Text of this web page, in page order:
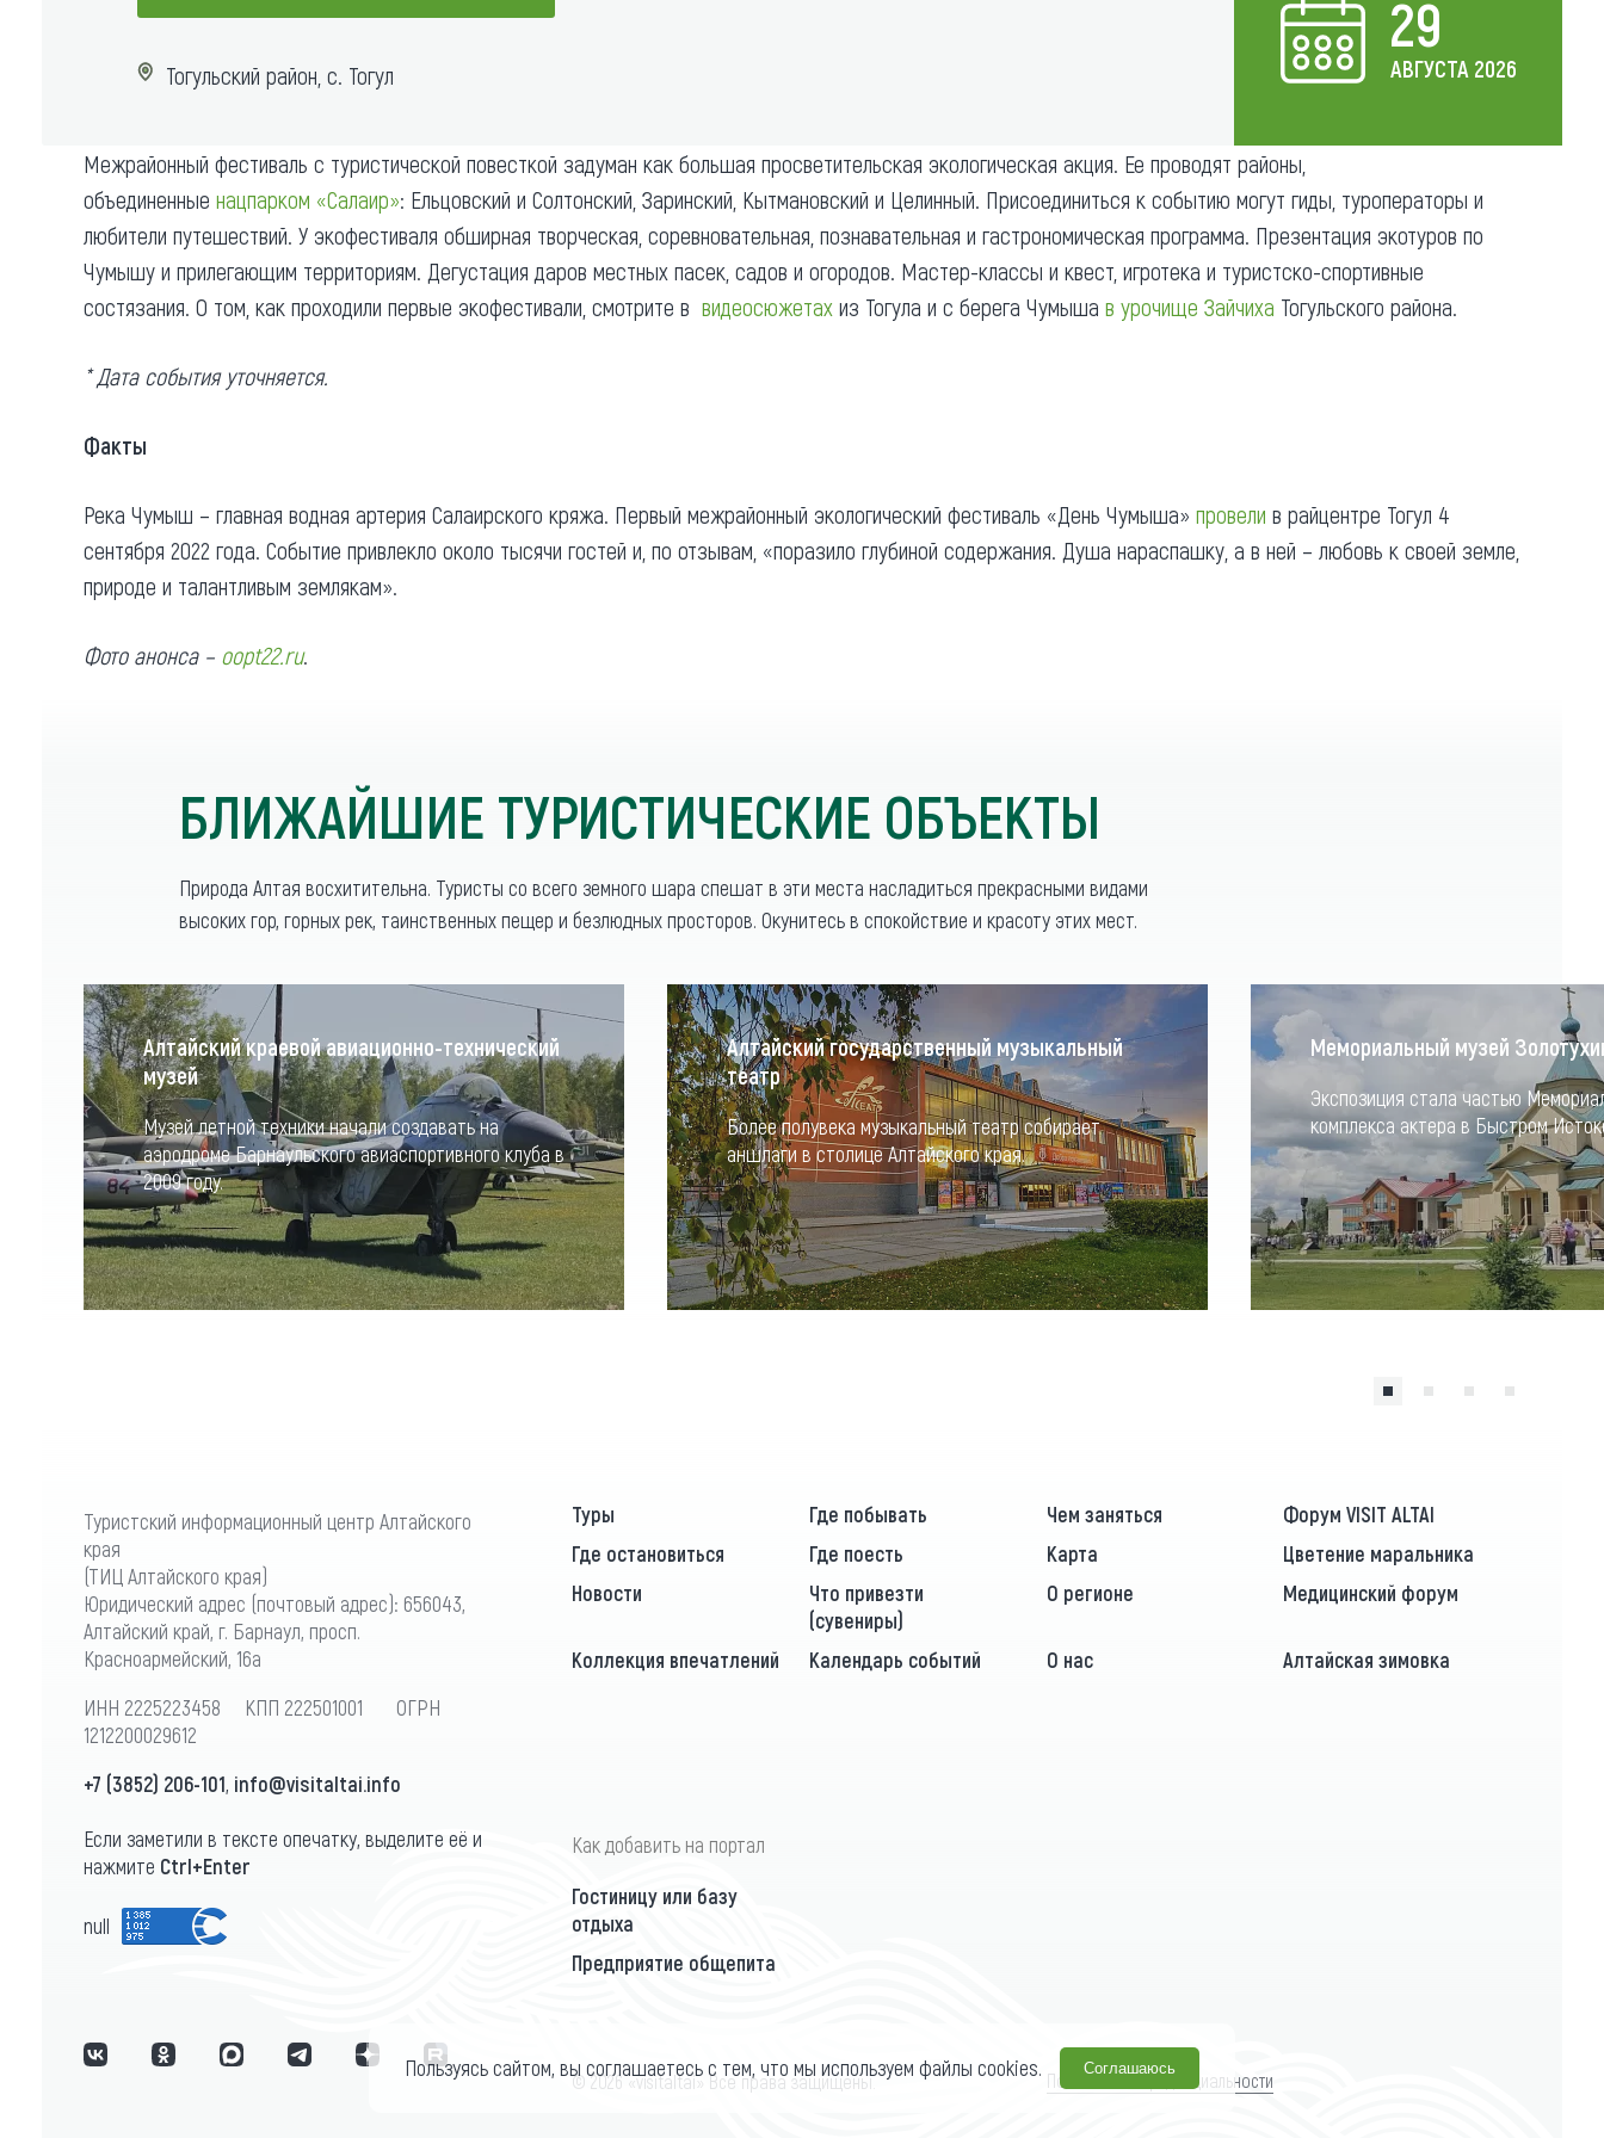
Рестораны
Придорожные кафе
Люди, прославившие Алтай
Карты и буклеты
Коллекция впечатлений
Блог путешественника
Фотогалерея
Другие рубрики
О нас
Алтайского края
агентств Алтайского края
Обращения граждан
Противодействие коррупции
ДОБАВИТЬ В МАРШРУТ
Тогульский район, с. Тогул
29
АВГУСТА 2026
Межрайонный фестиваль с туристической повесткой задуман как большая просветительская экологическая акция. Ее проводят районы,
объединенные нацпарком «Салаир»: Ельцовский и Солтонский, Заринский, Кытмановский и Целинный. Присоединиться к событию могут гиды, туроператоры и
любители путешествий. У экофестиваля обширная творческая, соревновательная, познавательная и гастрономическая программа. Презентация экотуров по
Чумышу и прилегающим территориям. Дегустация даров местных пасек, садов и огородов. Мастер-классы и квест, игротека и туристско-спортивные
состязания. О том, как проходили первые экофестивали, смотрите в видеосюжетах из Тогула и с берега Чумыша в урочище Зайчиха Тогульского района.
* Дата события уточняется.
Факты
Река Чумыш – главная водная артерия Салаирского кряжа. Первый межрайонный экологический фестиваль «День Чумыша» провели в райцентре Тогул 4
сентября 2022 года. Событие привлекло около тысячи гостей и, по отзывам, «поразило глубиной содержания. Душа нараспашку, а в ней – любовь к своей земле,
природе и талантливым землякам».
Фото анонса – oopt22.ru.
БЛИЖАЙШИЕ ТУРИСТИЧЕСКИЕ ОБЪЕКТЫ
Природа Алтая восхитительна. Туристы со всего земного шара спешат в эти места насладиться прекрасными видами
высоких гор, горных рек, таинственных пещер и безлюдных просторов. Окунитесь в спокойствие и красоту этих мест.
Алтайский краевой авиационно-технический
музей
Музей летной техники начали создавать на
аэродроме Барнаульского авиаспортивного клуба в
2009 году.
Алтайский государственный музыкальный
театр
Более полувека музыкальный театр собирает
аншлаги в столице Алтайского края.
Мемориальный музей
Экспозиция стала частью
комплекса актера в Быстром
Туристский информационный центр Алтайского
края
(ТИЦ Алтайского края)
Юридический адрес (почтовый адрес): 656043,
Алтайский край, г. Барнаул, просп.
Красноармейский, 16а
ИНН 2225223458 КПП 222501001 ОГРН
1212200029612
+7 (3852) 206-101, info@visitaltai.info
Если заметили в тексте опечатку, выделите её и
нажмите Ctrl+Enter
null
Туры Где побывать Чем заняться
Форум VISIT ALTAI
Где остановиться
Где поесть Карта
Цветение маральника
Новости
Что привезти
(сувениры)
О регионе Медицинский форум
Коллекция впечатлений Календарь событий О нас Алтайская зимовка
Как добавить на портал
Гостиницу или базу
отдыха
Предприятие общепита
© 2026 «visitaltai» Все права защищены. Политика конфиденциальности
Пользуясь сайтом, вы соглашаетесь с тем, что мы используем файлы cookies. Соглашаюсь